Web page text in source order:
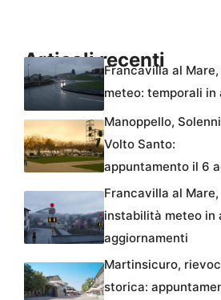
Articoli recenti
Francavilla al
meteo: temporali in
Manoppello,
Volto Santo:
appuntamento il 6
Francavilla al Mare,
instabilità meteo in
aggiornamenti
Martinsicuro,
storica: